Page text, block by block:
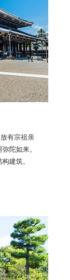
有宗祖亲
陀如来。
建筑。